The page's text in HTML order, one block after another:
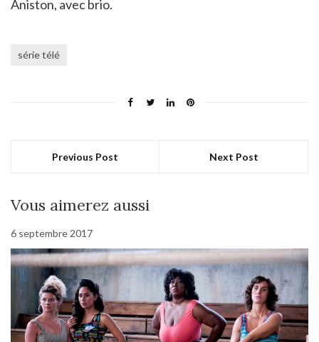
Aniston, avec brio.
série télé
Previous Post Next Post
Vous aimerez aussi
6 septembre 2017